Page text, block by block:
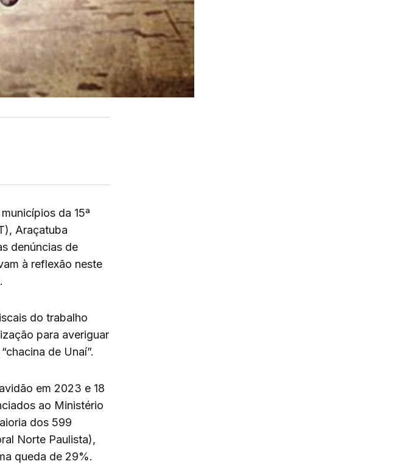
da 15ª
Araçatuba
denúncias de
à reflexão neste
do trabalho
para averiguar
de Unaí”.
em 2023 e 18
ao Ministério
dos 599
Norte Paulista),
queda de 29%.